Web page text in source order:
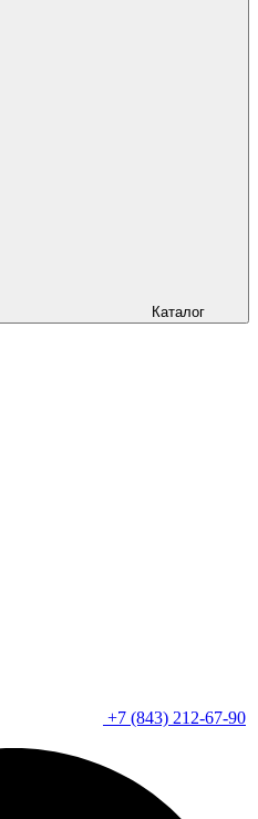
Каталог
+7 (843) 212-67-90